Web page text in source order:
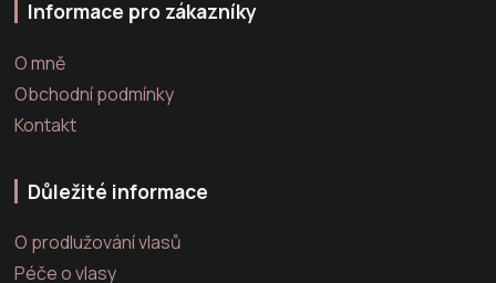
Informace pro zákazníky
O mně
Obchodní podmínky
Kontakt
Důležité informace
O prodlužování vlasů
Péče o vlasy